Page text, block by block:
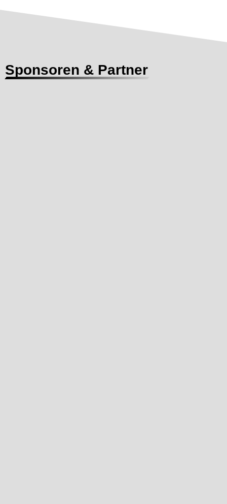
Sponsoren & Partner